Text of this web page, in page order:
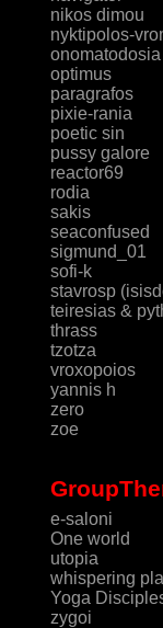
nikos dimou
nyktipolos-
onomatodosia
optimus
paragrafos
pixie-rania
poetic sin
pussy galore
reactor69
rodia
sakis
seaconfused
sigmund_01
sofi-k
stavrosp
teiresias &
thrass
tzotza
vroxopoios
yannis h
zero
zoe
e-saloni
One world
utopia
whispering
Yoga
zygoi